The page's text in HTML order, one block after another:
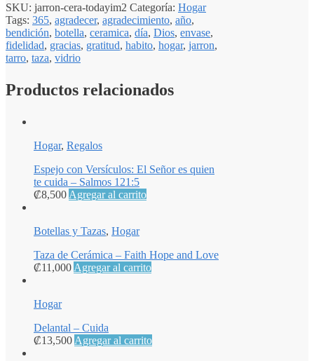
SKU: jarron-cera-todayim2 Categoría: Hogar
Tags: 365, agradecer, agradecimiento, año,
bendición, botella, ceramica, día, Dios, envase,
fidelidad, gracias, gratitud, habito, hogar, jarron,
tarro, taza, vidrio
Productos relacionados
Hogar, Regalos
Espejo con Versículos: El Señor es quien
te cuida – Salmos 121:5
₡8,500 Agregar al carrito
Botellas y Tazas, Hogar
Taza de Cerámica – Faith Hope and Love
₡11,000 Agregar al carrito
Hogar
Delantal – Cuida
₡13,500 Agregar al carrito